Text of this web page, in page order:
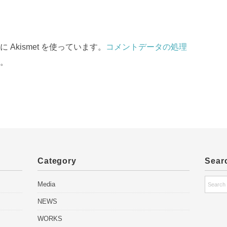
Akismet を使っています。
コメントデータの処理
。
Category
Media
NEWS
WORKS